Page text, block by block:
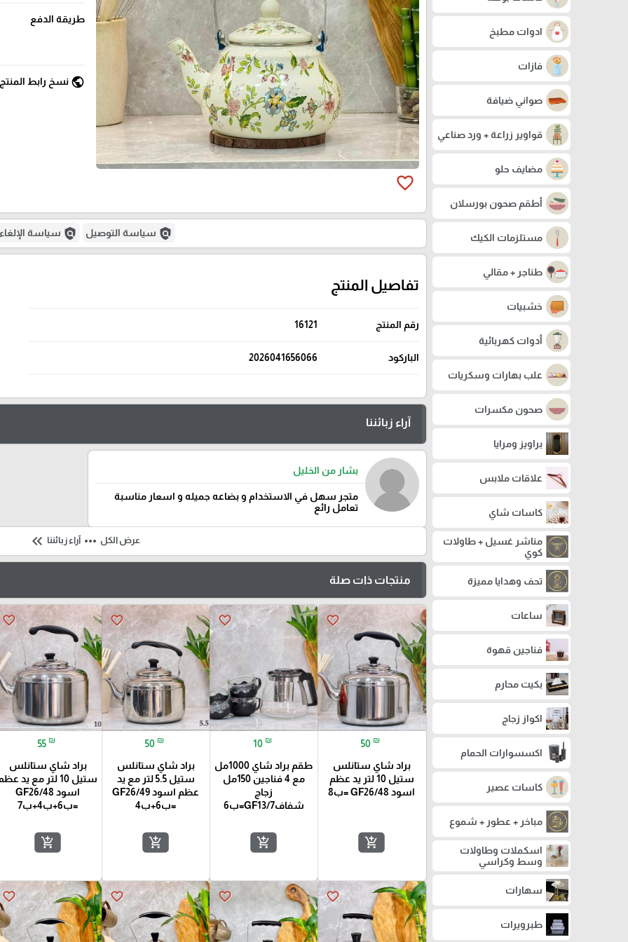
ادوات مطبخ
فازات
صواني ضيافة
قواوير زراعة + ورد صناعي
مضايف حلو
أطقم صحون بورسلان
مستلزمات الكيك
طناجر + مقالي
خشبيات
أدوات كهربائية
علب بهارات وسكريات
صحون مكسرات
براويز ومرايا
علاقات ملابس
كاسات شاي
مناشر غسيل + طاولات
كوي
تحف وهدايا مميزة
ساعات
فناجين قهوة
بكيت محارم
اكواز زجاج
اكسسوارات الحمام
كاسات عصير
مباخر + عطور + شموع
اسكملات وطاولات
وسط وكراسي
سهارات
طبرويرات
favorite_border
طريقة الدفع
public نسخ رابط المنتج
policy سياسة التوصيل policy سياسة الإلغاء
تفاصيل المنتج
رقم المنتج 16121
الباركود 2026041656066
آراء زبائننا
بشار من الخليل
متجر سهل في الاستخدام و بضاعه جميله و اسعار مناسبة
تعامل رائع
عرض الكل more_horiz آراء زبائننا keyboard_double_arrow_left
منتجات ذات صلة
favorite_border
50 ₪
براد شاي ستانلس
ستيل 10 لتر يد عظم
اسود GF26/48 =ب8
add_shopping_cart
favorite_border
10 ₪
طقم براد شاي 1000مل
مع 4 فناجين 150مل
زجاج
شفافGF13/7=ب6
add_shopping_cart
favorite_border
50 ₪
براد شاي ستانلس
ستيل 5.5 لتر مع يد
عظم اسود GF26/49
=ب6+ب4
add_shopping_cart
favorite_border
55 ₪
براد شاي ستانلس
ستيل 10 لتر مع يد
اسود GF26/48
=ب6+ب4+ب7
add_shopping_cart
favorite_border
favorite_border
favorite_border
favorite_border